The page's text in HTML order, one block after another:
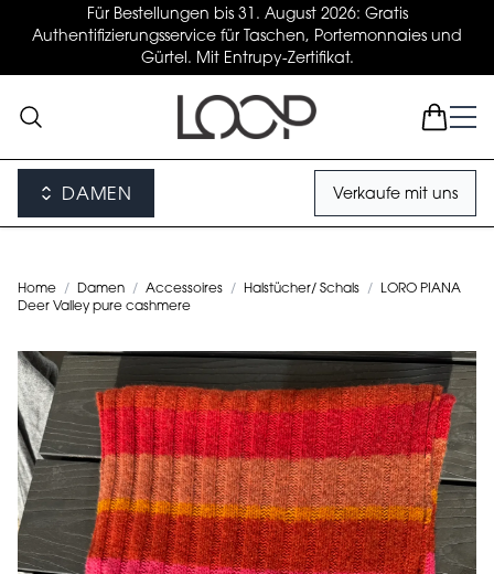
Für Bestellungen bis 31. August 2026: Gratis
Authentifizierungsservice für Taschen, Portemonnaies und
Gürtel. Mit Entrupy-Zertifikat.
DAMEN Verkaufe mit uns
Home / Damen / Accessoires / Halstücher/ Schals /
LORO PIANA
Deer Valley pure cashmere